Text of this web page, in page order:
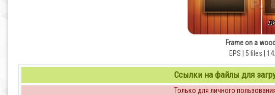
Frame on a
EPS | 5 files |
Ссылки на файлы для
Только для личного